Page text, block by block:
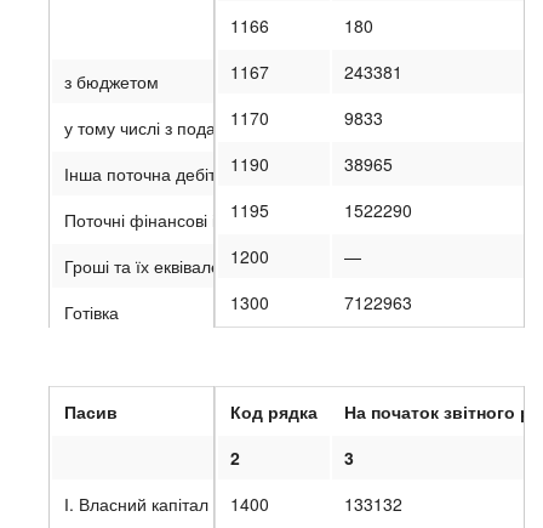
1166
180
1167
243381
1170
9833
1190
38965
1195
1522290
1200
—
1300
7122963
з бюджетом
у тому числі з податку на прибуток
Інша поточна дебіторська заборгованість
Поточні фінансові інвестиції
Гроші та їх еквіваленти
Готівка
Витрати майбутніх періодів
Усього за розділом II
Код рядка
На початок звітного
2
3
1400
133132
Пасив
1
І. Власний капітал